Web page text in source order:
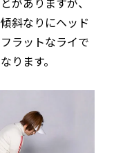
斜なりにヘッド
ラットなライで
ります。